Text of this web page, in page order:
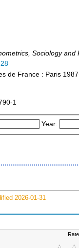
Sociology and
de France : Paris
1
Year:
2026-01-31